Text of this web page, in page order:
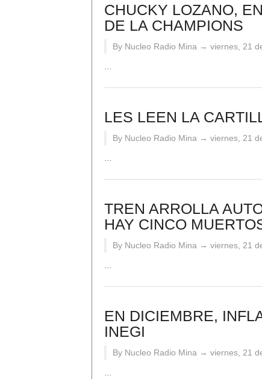
CHUCKY LOZANO,
DE LA CHAMPIONS
By Nucleo Radio Mina → viernes, 21
LES LEEN LA
By Nucleo Radio Mina → viernes, 21
TREN ARROLLA
HAY CINCO
By Nucleo Radio Mina → viernes, 21
EN DICIEMBRE,
INEGI
By Nucleo Radio Mina → viernes, 21